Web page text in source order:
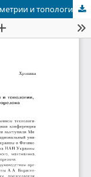
5-я Международная конференция по геометрии и топологии, посвященная памяти академика А.В. Погорелова